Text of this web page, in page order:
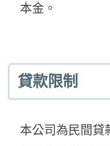
本金。
貸款限制
本公司為民間貸